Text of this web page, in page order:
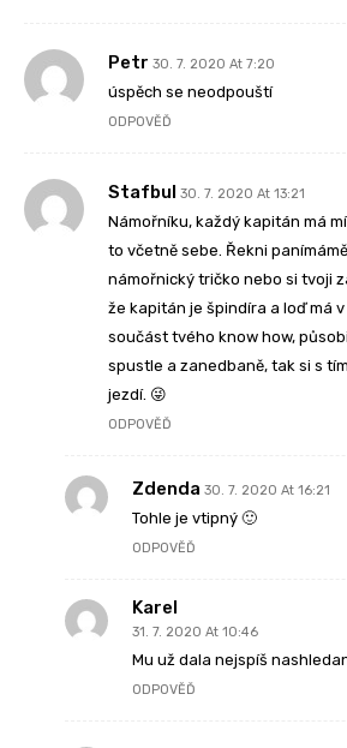
Petr 30. 7. 2020 At 7:20
úspěch se neodpouští
ODPOVĚĎ
Stafbul 30. 7. 2020 At 13:21
Námořníku, každý kapitán má
to včetně sebe. Řekni
námořnický tričko nebo si tvoji
že kapitán je špindíra a loď má
součást tvého know how,
spustle a zanedbaně, tak si s
jezdí. 😜
ODPOVĚĎ
Zdenda 30. 7. 2020 At 16:21
Tohle je vtipný 🙂
ODPOVĚĎ
Karel
31. 7. 2020 At 10:46
Mu už dala nejspíš
ODPOVĚĎ